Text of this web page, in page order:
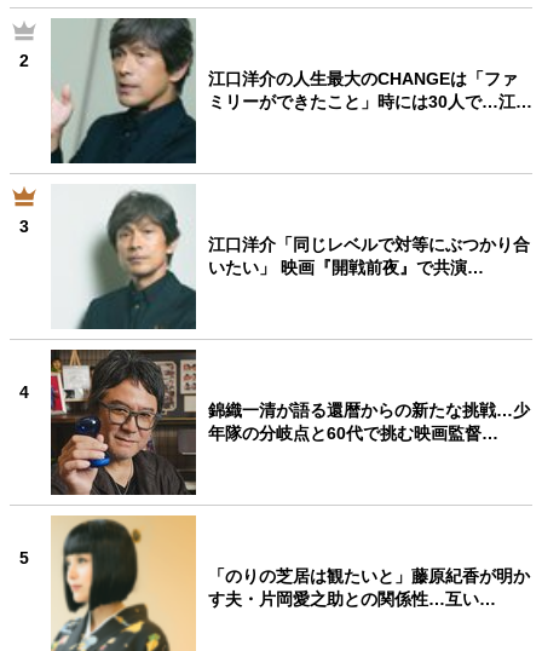
社会・カルチャー・マネー
地域とつながる/お金との付き合い方
2
江口洋介の人生最大のCHANGEは「ファ
ミリーができたこと」時には30人で…江…
3
江口洋介「同じレベルで対等にぶつかり合
いたい」 映画『開戦前夜』で共演…
4
錦織一清が語る還暦からの新たな挑戦…少
年隊の分岐点と60代で挑む映画監督…
5
「のりの芝居は観たいと」藤原紀香が明か
す夫・片岡愛之助との関係性…互い…